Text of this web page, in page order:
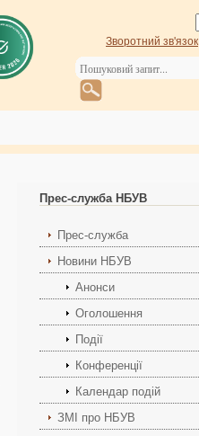
Зворотний зв'язок
Прес-служба НБУВ
Прес-служба
Новини НБУВ
Анонси
Оголошення
Події
Конференції
Календар подій
ЗМІ про НБУВ